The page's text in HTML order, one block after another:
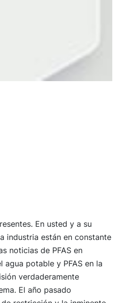
En usted y a su
industria están en constante
noticias de PFAS en
agua potable y PFAS en la
verdaderamente
El año pasado